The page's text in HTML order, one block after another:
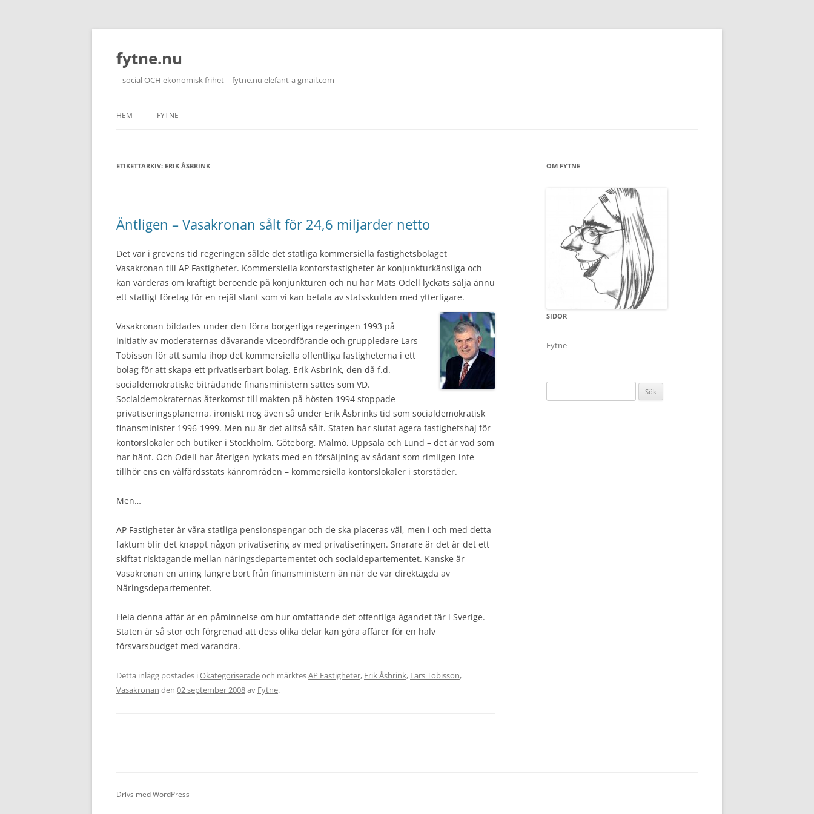
Hoppa
innehåll
fytne.nu
– social OCH ekonomisk frihet – fytne.nu elefant-a gmail.com –
HEM FYTNE
ETIKETTARKIV: ERIK ÅSBRINK
Äntligen – Vasakronan sålt för 24,6 miljarder netto
Det var i grevens tid regeringen sålde det statliga kommersiella fastighetsbolaget
Vasakronan till AP Fastigheter. Kommersiella kontorsfastigheter är konjunkturkänsliga och
kan värderas om kraftigt beroende på konjunkturen och nu har Mats Odell lyckats sälja ännu
ett statligt företag för en rejäl slant som vi kan betala av statsskulden med ytterligare.
Vasakronan bildades under den förra borgerliga regeringen 1993 på
initiativ av moderaternas dåvarande viceordförande och gruppledare Lars
Tobisson för att samla ihop det kommersiella offentliga fastigheterna i ett
bolag för att skapa ett privatiserbart bolag. Erik Åsbrink, den då f.d.
socialdemokratiske biträdande finansministern sattes som VD.
Socialdemokraternas återkomst till makten på hösten 1994 stoppade
privatiseringsplanerna, ironiskt nog även så under Erik Åsbrinks tid som socialdemokratisk
finansminister 1996-1999. Men nu är det alltså sålt. Staten har slutat agera fastighetshaj för
kontorslokaler och butiker i Stockholm, Göteborg, Malmö, Uppsala och Lund – det är vad som
har hänt. Och Odell har återigen lyckats med en försäljning av sådant som rimligen inte
tillhör ens en välfärdsstats känrområden – kommersiella kontorslokaler i storstäder.
Men…
AP Fastigheter är våra statliga pensionspengar och de ska placeras väl, men i och med detta
faktum blir det knappt någon privatisering av med privatiseringen. Snarare är det är det ett
skiftat risktagande mellan näringsdepartementet och socialdepartementet. Kanske är
Vasakronan en aning längre bort från finansministern än när de var direktägda av
Näringsdepartementet.
Hela denna affär är en påminnelse om hur omfattande det offentliga ägandet tär i Sverige.
Staten är så stor och förgrenad att dess olika delar kan göra affärer för en halv
försvarsbudget med varandra.
Detta inlägg postades iOkategoriseradeoch märktesAP Fastigheter, Erik Åsbrink, Lars Tobisson,
Vasakronan den 02 september 2008av Fytne.
OM FYTNE
SIDOR
Fytne
efter:
Drivs med WordPress